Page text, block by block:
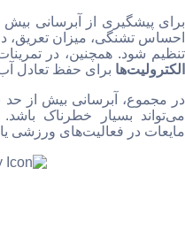
برای پیشگیری از آبرسانی
احساس تشنگی، میزان تعریق،
تنظیم شود. همچنین، در
الکترولیت‌ها برای حفظ تعادل
در مجموع، آبرسانی بیش از
می‌تواند بسیار خطرناک
مایعات در فعالیت‌های